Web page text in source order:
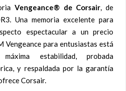
Vengeance® de Corsair, de
Una memoria excelente para
espectacular a un precio
Vengeance para entusiastas está
estabilidad, probada
y respaldada por la garantía
Corsair.